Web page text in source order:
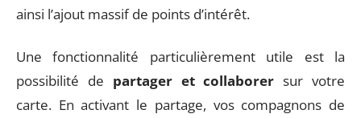
ainsi l’ajout massif de points d’intérêt.
Une fonctionnalité particulièrement utile est la
possibilité de partager et collaborer sur votre
carte. En activant le partage, vos compagnons de